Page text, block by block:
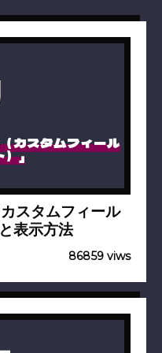
スタムフィール
」
スタムフィール
表示方法
86859 viws